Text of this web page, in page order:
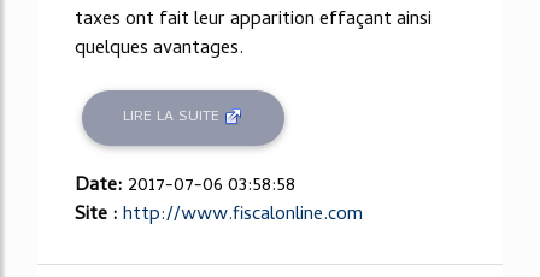
taxes ont fait leur apparition effaçant ainsi
quelques avantages.
LIRE LA SUITE
Date: 2017-07-06 03:58:58
Site :http://www.fiscalonline.com